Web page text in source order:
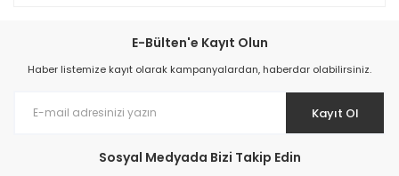
E-Bülten'e Kayıt Olun
Haber listemize kayıt olarak kampanyalardan, haberdar olabilirsiniz.
Kayıt Ol
Sosyal Medyada Bizi Takip Edin